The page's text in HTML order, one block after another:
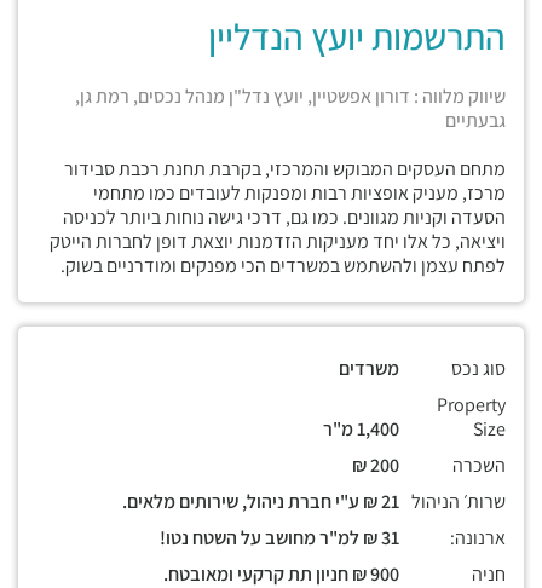
התרשמות יועץ הנדליין
שיווק מלווה : דורון אפשטיין, יועץ נדל"ן מנהל נכסים, רמת גן,
גבעתיים
מתחם העסקים המבוקש והמרכזי, בקרבת תחנת רכבת סבידור
מרכז, מעניק אופציות רבות ומפנקות לעובדים כמו מתחמי
הסעדה וקניות מגוונים. כמו גם, דרכי גישה נוחות ביותר לכניסה
ויציאה, כל אלו יחד מעניקות הזדמנות יוצאת דופן לחברות הייטק
לפתח עצמן ולהשתמש במשרדים הכי מפנקים ומודרניים בשוק.
סוג נכס
משרדים
Property
Size
השכרה
שרות׳ הניהול
ארנונה:
חניה